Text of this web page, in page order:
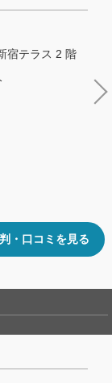
宿テラス 2 階
・口コミを見る